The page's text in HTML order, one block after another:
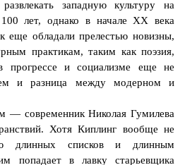
западную культуру на
лет, однако в начале XX века
еще обладали прелестью новизны,
практикам, таким как поэзия,
и социализме еще не
и разница между модерном и
— современник Николая Гумилева
Хотя Киплинг вообще не
длинных списков и длинным
попадает в лавку старьевщика